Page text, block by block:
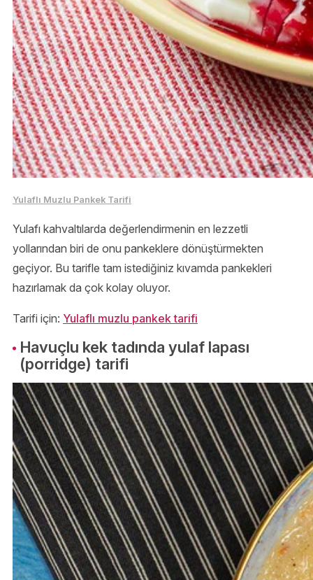
Yulaflı Muzlu Pankek Tarifi
Yulafı kahvaltılarda değerlendirmenin en lezzetli
yollarından biri de onu pankeklere dönüştürmekten
geçiyor. Bu tarifle tam istediğiniz kıvamda pankekleri
hazırlamak da çok kolay oluyor.
Tarifi için: Yulaflı muzlu pankek tarifi
Havuçlu kek tadında yulaf lapası
(porridge) tarifi